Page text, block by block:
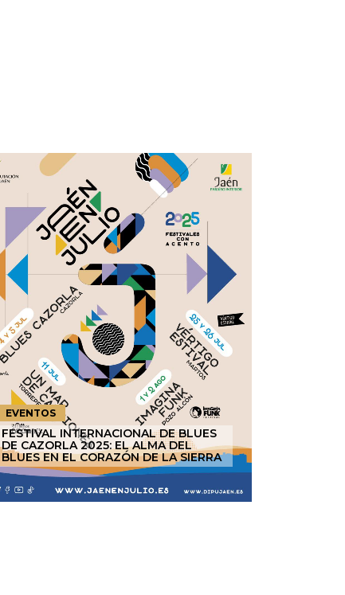
EVENTOS
FESTIVAL INTERNACIONAL DE BLUES
DE CAZORLA 2025: EL ALMA DEL
BLUES EN EL CORAZÓN DE LA SIERRA